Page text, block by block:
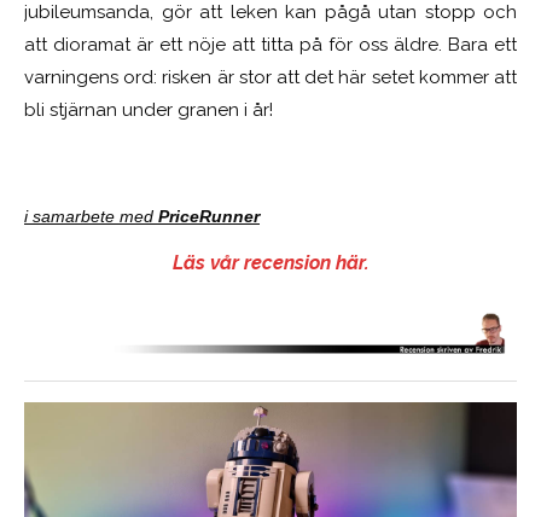
jubileumsanda, gör att leken kan pågå utan stopp och
att dioramat är ett nöje att titta på för oss äldre. Bara ett
varningens ord: risken är stor att det här setet kommer att
bli stjärnan under granen i år!
i samarbete med PriceRunner
Läs vår recension här.